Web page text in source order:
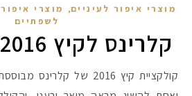
מוצרי איפור לעיניים, מוצרי
לשפתיים
קלרינס לקיץ 2016 – חי וזוהר
קולקציית קיץ 2016 של קלרינס מבוססת על הרצון של כל אחת